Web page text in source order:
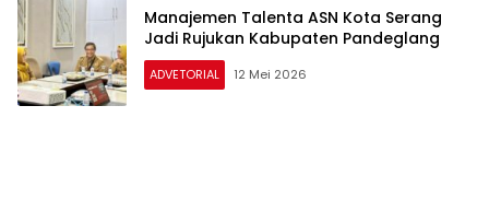
Manajemen Talenta ASN Kota Serang
Jadi Rujukan Kabupaten Pandeglang
ADVETORIAL 12 Mei 2026